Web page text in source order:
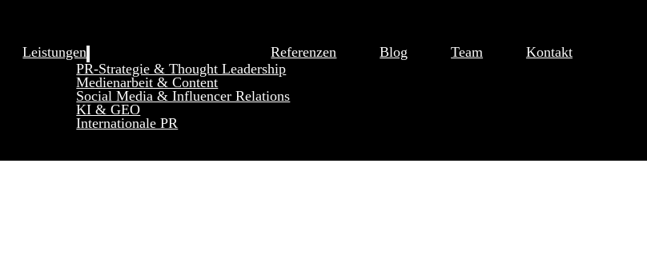
Leistungen
PR-Strategie & Thought Leadership
Medienarbeit & Content
Social Media & Influencer Relations
KI & GEO
Internationale PR
Referenzen Blog Team Kontakt